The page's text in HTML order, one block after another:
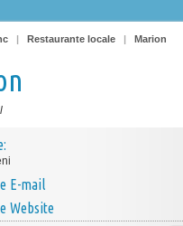
| Restaurante locale | Marion
E-mail
Website